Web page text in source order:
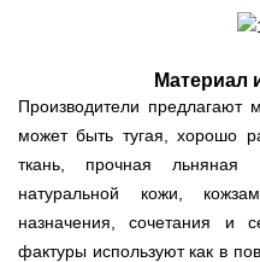
Материал
Производители предлагают
может быть тугая, хорошо
ткань, прочная
натуральной кожи,
назначения, сочетания и
фактуры используют как в